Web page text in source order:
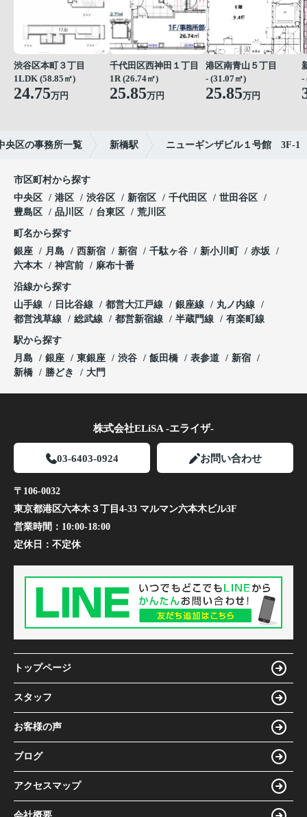
渋谷区本町３丁目
1LDK (58.85㎡)
24.75万円
千代田区西神田１丁目
1R (26.74㎡)
25.85万円
港区南青山５丁目
- (31.07㎡)
25.85万円
-
央区の事務所一覧 新橋駅 ニューギンザビル１号館 3F-1
市区町村から探す
中央区
港区 渋谷区 新宿区 千代田区
世田谷区
豊島区
品川区 台東区 荒川区
町名から探す
銀座
月島 西新宿 新宿 千駄ヶ谷 新小川町
赤坂
六本木
神宮前 麻布十番
沿線から探す
山手線
日比谷線 都営大江戸線 銀座線
丸ノ内線
都営浅草線
総武線 都営新宿線 半蔵門線 有楽町線
駅から探す
月島
銀座 東銀座 渋谷 飯田橋 表参道
新宿
新橋
勝どき 大門
株式会社ELiSA -エライザ-
03-6403-0924 お問い合わせ
〒106-0032
東京都港区六本木３丁目4-33 マルマン六本木ビル3F
営業時間： 10:00-18:00
定休日： 不定休
トップページ
スタッフ
お客様の声
ブログ
アクセスマップ